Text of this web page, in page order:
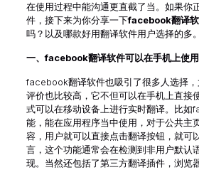
在使用过程中能沟通更直截了当。如果你
件，接下来为你分享一下facebook翻译
吗？以及哪款好用翻译软件用户选择的多。
一、facebook翻译软件可以在手机上使
facebook翻译软件也吸引了很多人选择
评价也比较高，它不但可以在手机上直接
式可以在移动设备上进行实时翻译。比如
能，能在应用程序当中使用，对于公共主
容，用户就可以直接点击翻译按钮，就可
言，这个功能通常会在检测到非用户默认
现。当然还包括了第三方翻译插件，浏览